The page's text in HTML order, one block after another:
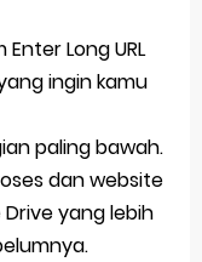
Long URL
ingin kamu
paling bawah.
dan website
yang lebih